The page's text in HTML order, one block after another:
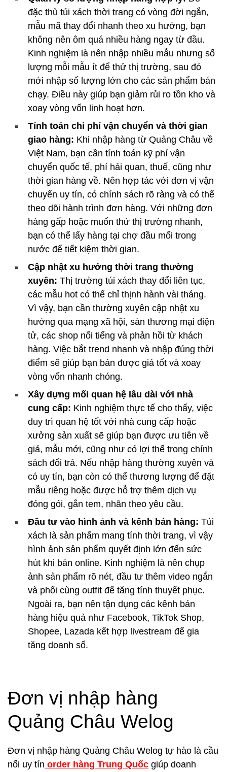
đặc thù túi xách thời trang có vòng đời ngắn,
mẫu mã thay đổi nhanh theo xu hướng, bạn
không nên ôm quá nhiều hàng ngay từ đầu.
Kinh nghiệm là nên nhập nhiều mẫu nhưng số
lượng mỗi mẫu ít để thử thị trường, sau đó
mới nhập số lượng lớn cho các sản phẩm bán
chạy. Điều này giúp bạn giảm rủi ro tồn kho và
xoay vòng vốn linh hoạt hơn.
Tính toán chi phí vận chuyển và thời gian
giao hàng: Khi nhập hàng từ Quảng Châu về
Việt Nam, bạn cần tính toán kỹ phí vận
chuyển quốc tế, phí hải quan, thuế, cũng như
thời gian hàng về. Nên hợp tác với đơn vị vận
chuyển uy tín, có chính sách rõ ràng và có thể
theo dõi hành trình đơn hàng. Với những đơn
hàng gấp hoặc muốn thử thị trường nhanh,
bạn có thể lấy hàng tại chợ đầu mối trong
nước để tiết kiệm thời gian.
Cập nhật xu hướng thời trang thường
xuyên: Thị trường túi xách thay đổi liên tục,
các mẫu hot có thể chỉ thịnh hành vài tháng.
Vì vậy, bạn cần thường xuyên cập nhật xu
hướng qua mạng xã hội, sàn thương mại điện
tử, các shop nổi tiếng và phản hồi từ khách
hàng. Việc bắt trend nhanh và nhập đúng thời
điểm sẽ giúp bạn bán được giá tốt và xoay
vòng vốn nhanh chóng.
Xây dựng mối quan hệ lâu dài với nhà
cung cấp: Kinh nghiệm thực tế cho thấy, việc
duy trì quan hệ tốt với nhà cung cấp hoặc
xưởng sản xuất sẽ giúp bạn được ưu tiên về
giá, mẫu mới, cũng như có lợi thế trong chính
sách đổi trả. Nếu nhập hàng thường xuyên và
có uy tín, bạn còn có thể thương lượng để đặt
mẫu riêng hoặc được hỗ trợ thêm dịch vụ
đóng gói, gắn tem, nhãn theo yêu cầu.
Đầu tư vào hình ảnh và kênh bán hàng: Túi
xách là sản phẩm mang tính thời trang, vì vậy
hình ảnh sản phẩm quyết định lớn đến sức
hút khi bán online. Kinh nghiệm là nên chụp
ảnh sản phẩm rõ nét, đầu tư thêm video ngắn
và phối cùng outfit để tăng tính thuyết phục.
Ngoài ra, bạn nên tận dụng các kênh bán
hàng hiệu quả như Facebook, TikTok Shop,
Shopee, Lazada kết hợp livestream để gia
tăng doanh số.
Đơn vị nhập hàng
Quảng Châu Welog
Đơn vị nhập hàng Quảng Châu Welog tự hào là cầu
nối uy tín order hàng Trung Quốc giúp doanh